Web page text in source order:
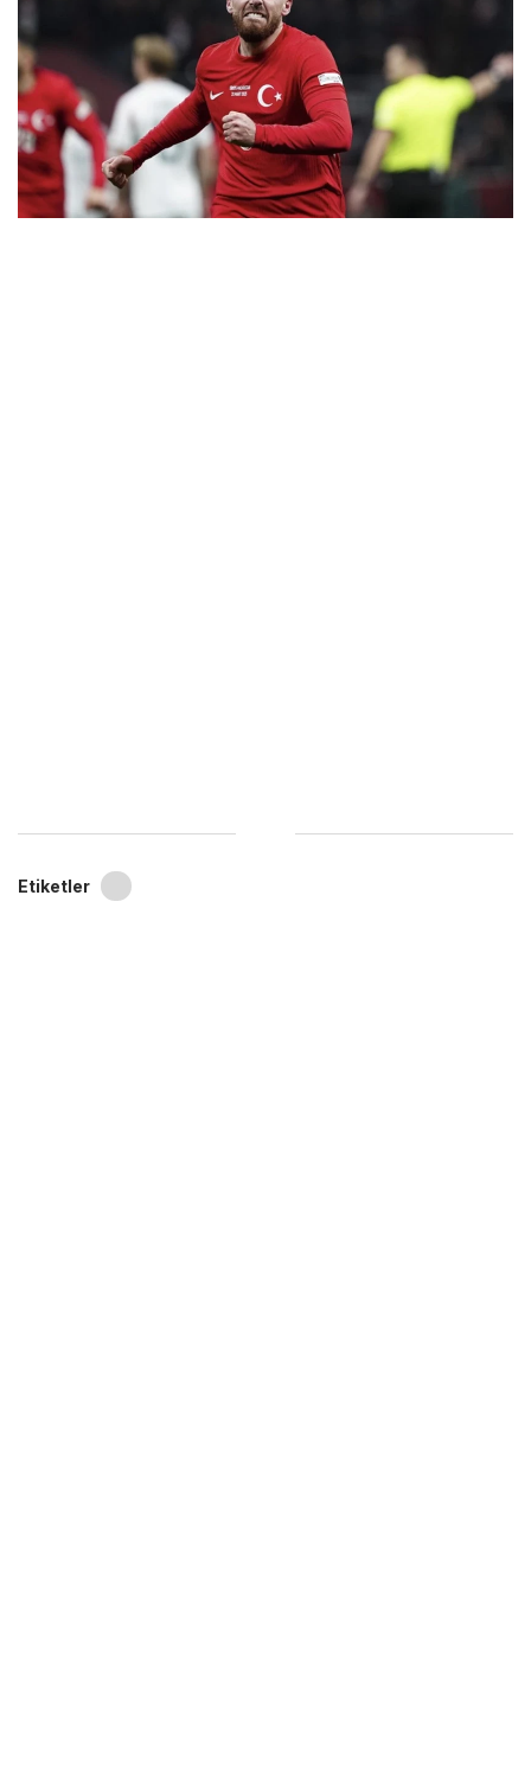
Etiketler